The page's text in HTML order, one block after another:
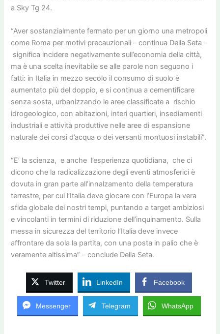
a Sky Tg 24.
“Aver sostanzialmente fermato per un giorno una metropoli
come Roma per motivi precauzionali – continua Della Seta –
significa incidere negativamente sull’economia della città,
ma è una scelta inevitabile se alle parole non seguono i
fatti: in Italia in mezzo secolo il consumo di suolo è
aumentato più del doppio, e si continua a cementificare
senza sosta, urbanizzando le aree classificate a rischio
idrogeologico, con abitazioni, interi quartieri, insediamenti
industriali e attività produttive nelle aree di espansione
naturale dei corsi d’acqua o dei versanti montuosi instabili”.
“E’ la scienza, e anche l’esperienza quotidiana, che ci
dicono che la radicalizzazione degli eventi atmosferici è
dovuta in gran parte all’innalzamento della temperatura
terrestre, per cui l’Italia deve giocare con l’Europa la vera
sfida globale dei nostri tempi, puntando a target ambiziosi
e vincolanti in termini di riduzione dell’inquinamento. Sulla
messa in sicurezza del territorio l’Italia deve invece
affrontare da sola la partita, con una posta in palio che è
veramente altissima” – conclude Della Seta.
Twitter LinkedIn Facebook
Messenger Telegram WhatsApp